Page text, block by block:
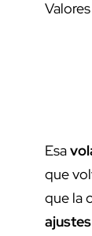
Esa
que
que la